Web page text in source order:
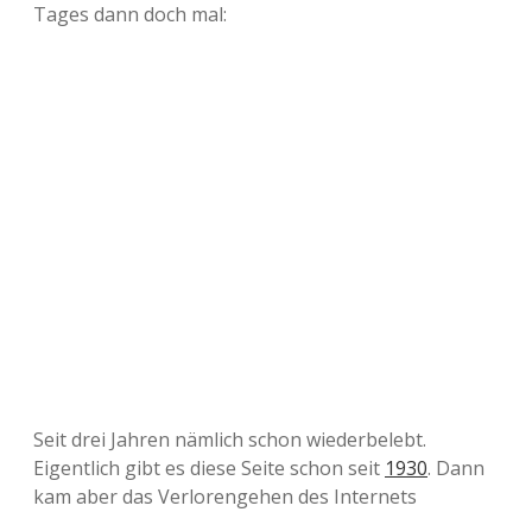
Tages dann doch mal:
Seit drei Jahren nämlich schon wiederbelebt.
Eigentlich gibt es diese Seite schon seit 1930. Dann
kam aber das Verlorengehen des Internets